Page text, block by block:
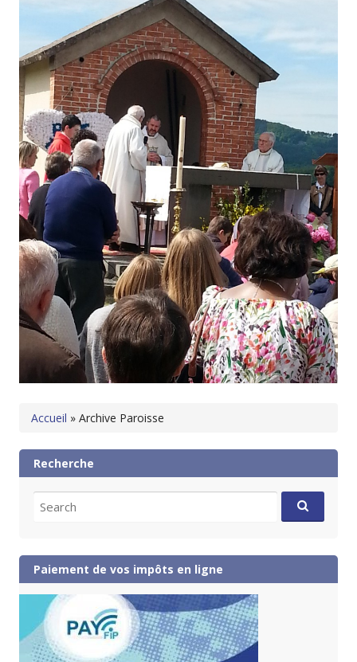
Accueil » Archive Paroisse
Recherche
for:
Paiement de vos impôts en ligne